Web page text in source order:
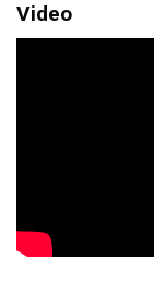
Video